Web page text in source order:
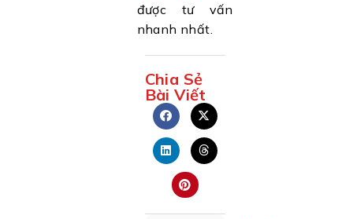
được tư vấn
nhanh nhất.
Chia Sẻ
Bài Viết